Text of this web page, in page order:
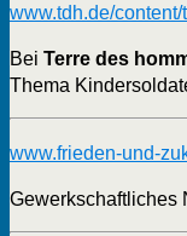
www.tdh.de/
Bei Terre des
Thema
www.frieden-und-
Gewerkschaftliches